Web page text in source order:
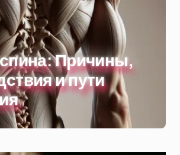
Причины,
и пути